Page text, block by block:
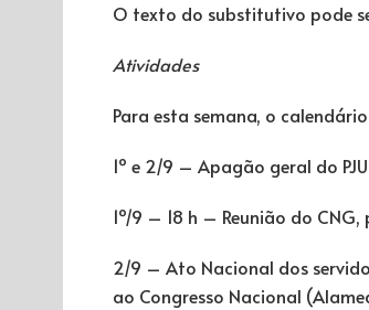
O texto do substitutivo pode
Atividades
Para esta semana, o
1º e 2/9 – Apagão geral do
1º/9 – 18 h – Reunião do
2/9 – Ato Nacional dos
ao Congresso Nacional